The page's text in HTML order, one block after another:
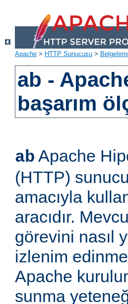
Apache > HTTP Sunucusu >
ab -
başarım
ab Apache
(HTTP)
amacıyla
aracıdır.
görevini nasıl
izlenim
Apache
sunma